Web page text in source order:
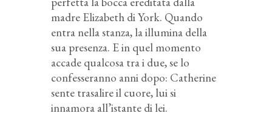
madre Elizabeth di York. Quando
entra nella stanza, la illumina della
sua presenza. E in quel momento
accade qualcosa tra i due, se lo
confesseranno anni dopo: Catherine
sente trasalire il cuore, lui si
innamora all’istante di lei.